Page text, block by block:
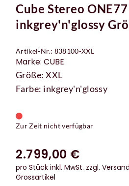
Cube Stereo
inkgrey'n'glossy
Artikel-Nr.: 838100-XXL
Marke: CUBE
Größe: XXL
Farbe: inkgrey'n'glossy
Zur Zeit nicht verfügbar
2.799,00 €
pro Stück inkl. MwSt. zzgl.
Grossartikel